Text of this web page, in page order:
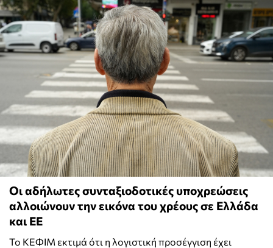
Οι αδήλωτες συνταξιοδοτικές υποχρεώσεις
αλλοιώνουν την εικόνα του χρέους σε Ελλάδα
και ΕΕ
Το ΚΕΦΙΜ εκτιμά ότι η λογιστική προσέγγιση έχει